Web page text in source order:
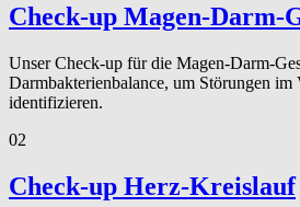
Check-up Magen-Darm-
Unser Check-up für die Magen-Darm-
Darmbakterienbalance, um Störungen im
identifizieren.
02
Check-up Herz-Kreislauf